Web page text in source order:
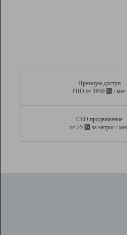
Премиум доступ
PRO от 1950 ⃏ / мес.
СЕО продвижение
от 25 ⃏ за запрос /